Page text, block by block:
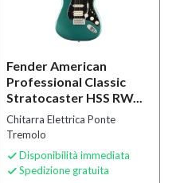
Fender American
Professional Classic
Stratocaster HSS RW...
Chitarra Elettrica Ponte
Tremolo
 Disponibilità immediata
 Spedizione gratuita